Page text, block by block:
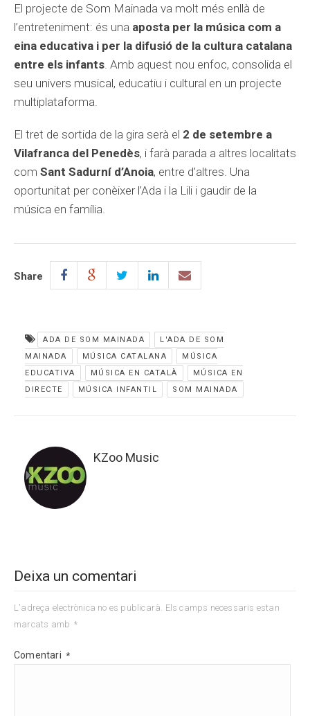
El projecte de Som Mainada va molt més enllà de
l’entreteniment: és una aposta per la música com a
eina educativa i per la difusió de la cultura catalana
entre els infants . Amb aquest nou enfoc, consolida el
seu univers musical, educatiu i cultural en un projecte
multiplataforma.
El tret de sortida de la gira serà el 2 de setembre a
Vilafranca del Penedès, i farà parada a altres localitats
com Sant Sadurní d’Anoia, entre d’altres. Una
oportunitat per conèixer l’Ada i la Lili i gaudir de la
música en família.
Share
ADA DE SOM MAINADA
L'ADA DE SOM
MAINADA
MÚSICA CATALANA
MÚSICA
EDUCATIVA
MÚSICA EN CATALÀ
MÚSICA EN
DIRECTE
MÚSICA INFANTIL SOM MAINADA
KZoo Music
Deixa un comentari
L'adreça electrònica no es publicarà. Els camps necessaris estan
marcats amb *
Comentari *